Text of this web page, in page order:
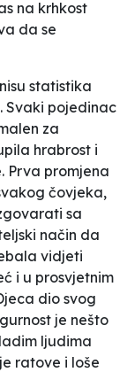
na krhkost
da se
statistika
Svaki pojedinac
za
hrabrost i
Prva promjena
čovjeka,
sa
način da
vidjeti
i u prosvjetnim
dio svog
je nešto
ljudima
ratove i loše